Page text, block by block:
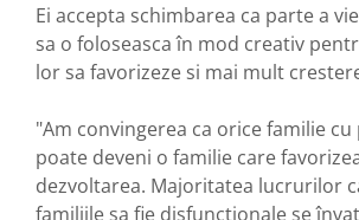
Ei accepta schimbarea ca parte a
sa o foloseasca în mod creativ
lor sa favorizeze si mai mult
"Am convingerea ca orice familie
poate deveni o familie care
dezvoltarea. Majoritatea lucrurilor
familiile sa fie disfunctionale se